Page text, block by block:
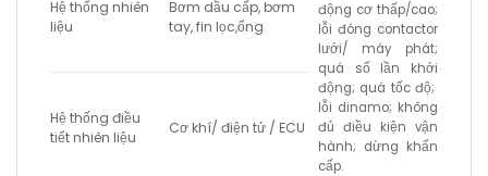
động cơ thấp/cao;
lỗi đóng contactor
lưới/ máy phát;
quá số lần khởi
động; quá tốc độ;
lỗi dinamo; không
đủ điều kiện vận
hành; dừng khẩn
cấp.
Hệ thống nhiên
liệu
Bơm dầu cấp, bơm
tay, fin lọc,ống
Hệ thống điều
tiết nhiên liệu
Cơ khí/ điện tử / ECU